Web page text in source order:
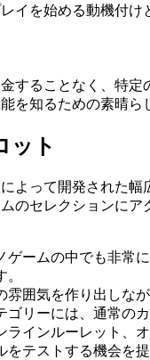
イを始める動機付け
することなく、特
を知るための素晴ら
ット
よって開発された
のセレクションに
ームの中でも非常
囲気を作り出しな
リーには、通常の
ラインルーレット、
テストする機会を提